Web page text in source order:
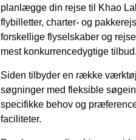
planlægge din rejse til Khao
flybilletter, charter- og
forskellige flyselskaber og
mest konkurrencedygtige tilbud.
Siden tilbyder en række
søgninger med fleksible
specifikke behov og
faciliteter.